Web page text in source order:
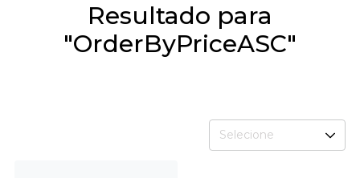
Resultado para
"OrderByPriceASC"
Selecione